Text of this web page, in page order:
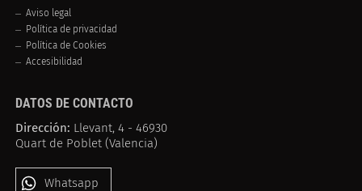
Aviso legal
Política de privacidad
Política de Cookies
Accesibilidad
DATOS DE CONTACTO
Dirección: Llevant, 4 - 46930
Quart de Poblet (Valencia)
Whatsapp